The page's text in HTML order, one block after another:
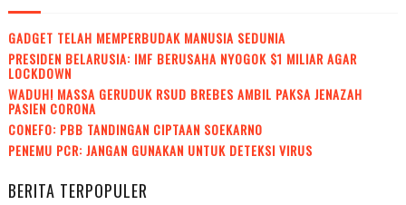
GADGET TELAH MEMPERBUDAK MANUSIA SEDUNIA
PRESIDEN BELARUSIA: IMF BERUSAHA NYOGOK $1 MILIAR AGAR
LOCKDOWN
WADUH! MASSA GERUDUK RSUD BREBES AMBIL PAKSA JENAZAH
PASIEN CORONA
CONEFO: PBB TANDINGAN CIPTAAN SOEKARNO
PENEMU PCR: JANGAN GUNAKAN UNTUK DETEKSI VIRUS
BERITA TERPOPULER